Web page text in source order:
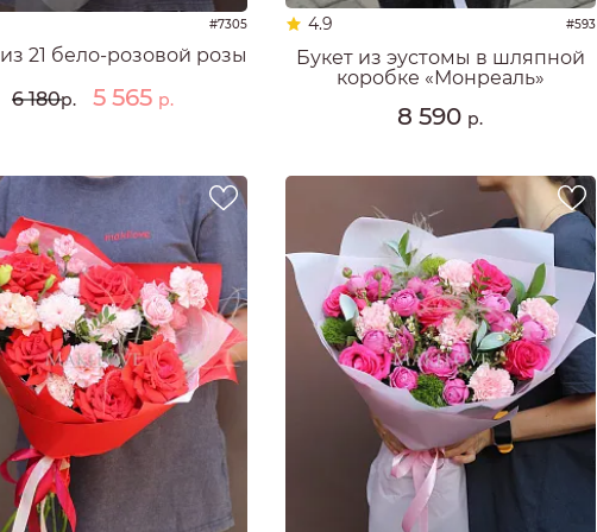
#7305
21 бело-розовой розы
6 180р. 5 565 р.
4.9 #593
Букет из эустомы в шляпной
коробке «Монреаль»
8 590 р.